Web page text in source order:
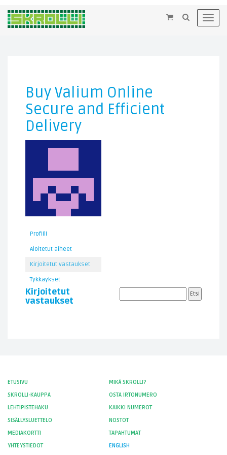
×
Buy Valium Online
Secure and Efficient
Delivery
Profiili
Aloitetut aiheet
Kirjoitetut vastaukset
Tykkäykset
Kirjoitetut
vastaukset
ETUSIVU
MIKÄ SKROLLI?
SKROLLI-KAUPPA
OSTA IRTONUMERO
LEHTIPISTEHAKU
KAIKKI NUMEROT
SISÄLLYSLUETTELO
NOSTOT
MEDIAKORTTI
TAPAHTUMAT
YHTEYSTIEDOT
ENGLISH